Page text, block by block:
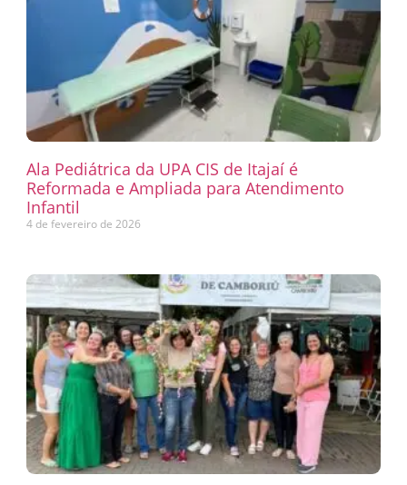
Ala Pediátrica da UPA CIS de Itajaí é
Reformada e Ampliada para Atendimento
Infantil
4 de fevereiro de 2026